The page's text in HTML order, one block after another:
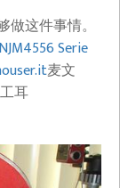
这件事情。
Serie
麦文
耳​